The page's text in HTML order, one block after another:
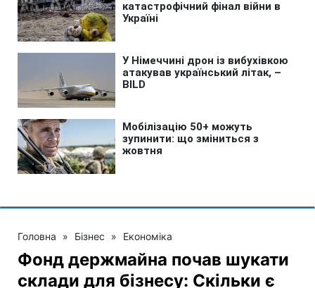
Головна » Бізнес » Економіка
Фонд держмайна почав шукати
склади для бізнесу: Скільки є